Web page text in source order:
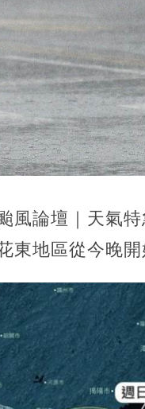
風論壇｜天氣
東地區從今晚